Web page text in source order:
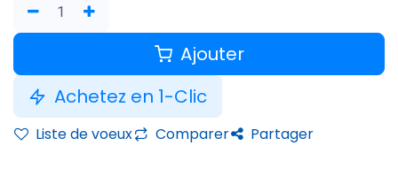
Ajouter
Achetez en 1-Clic
Liste de voeux Comparer Partager